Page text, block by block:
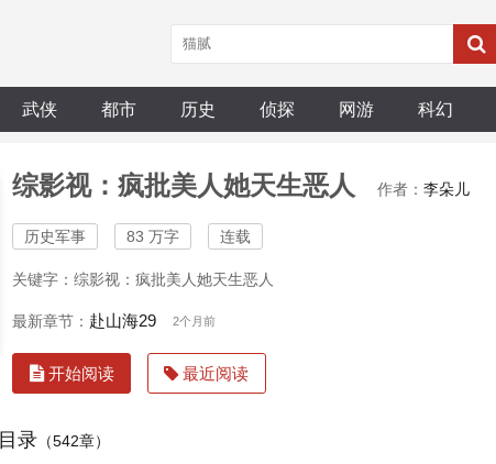
武侠 都市 历史 侦探 网游 科幻
综影视：疯批美人她天生恶人 作者： 李朵儿
历史军事 83 万字 连载
关键字：综影视：疯批美人她天生恶人
最新章节： 赴山海29 2个月前
开始阅读 最近阅读
目录 （542章）